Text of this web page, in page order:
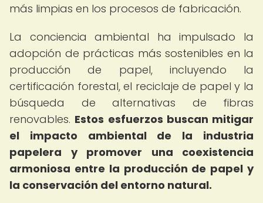
más limpias en los procesos de fabricación.
La conciencia ambiental ha impulsado la
adopción de prácticas más sostenibles en la
producción de papel, incluyendo la
certificación forestal, el reciclaje de papel y la
búsqueda de alternativas de fibras
renovables. Estos esfuerzos buscan mitigar
el impacto ambiental de la industria
papelera y promover una coexistencia
armoniosa entre la producción de papel y
la conservación del entorno natural.